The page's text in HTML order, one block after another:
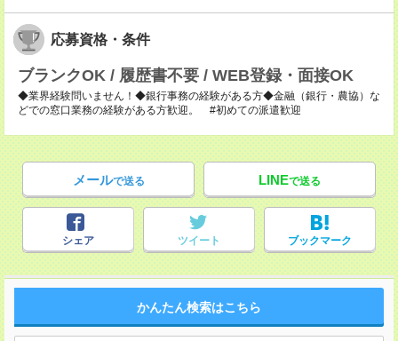
応募資格・条件
ブランクOK / 履歴書不要 / WEB登録・面接OK
◆業界経験問いません！◆銀行事務の経験がある方◆金融（銀行・農協）な
どでの窓口業務の経験がある方歓迎。 #初めての派遣歓迎
メールで送る LINEで送る
シェア ツイート ブックマーク
かんたん検索はこちら